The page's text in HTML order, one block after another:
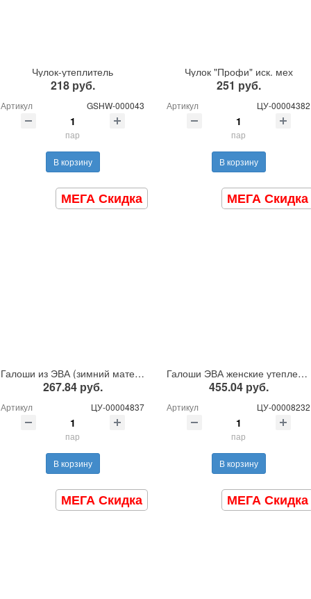
Чулок-утеплитель
218 руб.
Артикул GSHW-000043
пар
В корзину
Чулок "Профи" иск. мех
251 руб.
Артикул ЦУ-00004382
пар
В корзину
МЕГА Скидка
Галоши из ЭВА (зимний материал), утепленные ПЕ-8 УТ
267.84 руб.
Артикул ЦУ-00004837
пар
В корзину
МЕГА Скидка
Галоши ЭВА женские утепленные
455.04 руб.
Артикул ЦУ-00008232
пар
В корзину
МЕГА Скидка МЕГА Скидка